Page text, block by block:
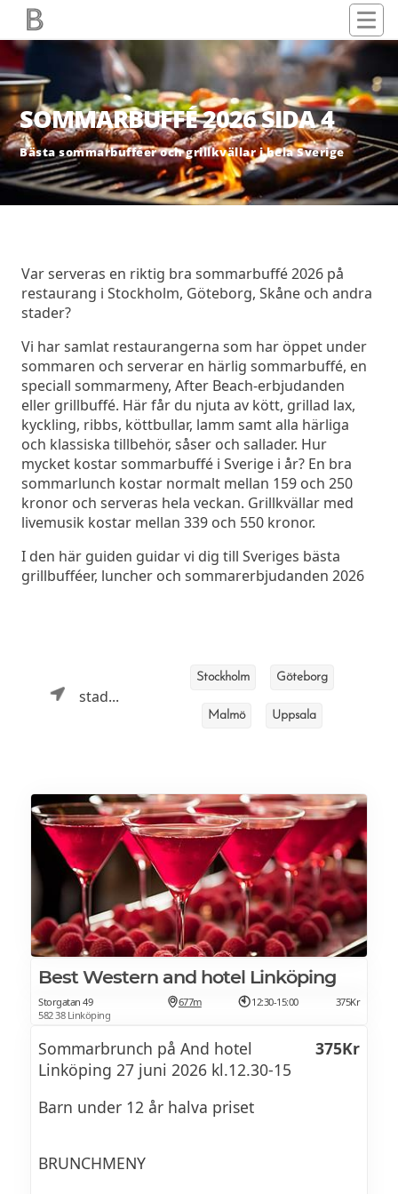
SOMMARBUFFÉ 2026 SIDA 4
Bästa sommarbufféer och grillkvällar i hela Sverige
Var serveras en riktig bra sommarbuffé 2026 på
restaurang i Stockholm, Göteborg, Skåne och andra
stader?
Vi har samlat restaurangerna som har öppet under
sommaren och serverar en härlig sommarbuffé, en
speciall sommarmeny, After Beach-erbjudanden
eller grillbuffé. Här får du njuta av kött, grillad lax,
kyckling, ribbs, köttbullar, lamm samt alla härliga
och klassiska tillbehör, såser och sallader. Hur
mycket kostar sommarbuffé i Sverige i år? En bra
sommarlunch kostar normalt mellan 159 och 250
kronor och serveras hela veckan. Grillkvällar med
livemusik kostar mellan 339 och 550 kronor.
I den här guiden guidar vi dig till Sveriges bästa
grillbufféer, luncher och sommarerbjudanden 2026
stad...
Stockholm Göteborg
Malmö Uppsala
Best Western and hotel Linköping
Storgatan 49
582 38 Linköping
677m 12:30-15:00 375Kr
Sommarbrunch på And hotel
Linköping 27 juni 2026 kl.12.30-15
375Kr
Barn under 12 år halva priset
BRUNCHMENY